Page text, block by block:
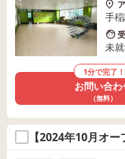
手
未
1分で完了！
お問い合わ
（無料）
【2024年10月オ